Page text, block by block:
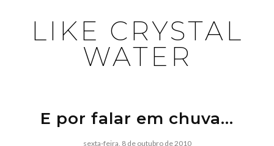
LIKE CRYSTAL
WATER
E por falar em chuva...
sexta-feira, 8 de outubro de 2010